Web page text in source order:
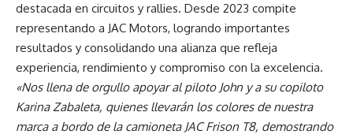
destacada en circuitos y rallies. Desde 2023 compite
representando a JAC Motors, logrando importantes
resultados y consolidando una alianza que refleja
experiencia, rendimiento y compromiso con la excelencia.
«Nos llena de orgullo apoyar al piloto John y a su copiloto
Karina Zabaleta, quienes llevarán los colores de nuestra
marca a bordo de la camioneta JAC Frison T8, demostrando